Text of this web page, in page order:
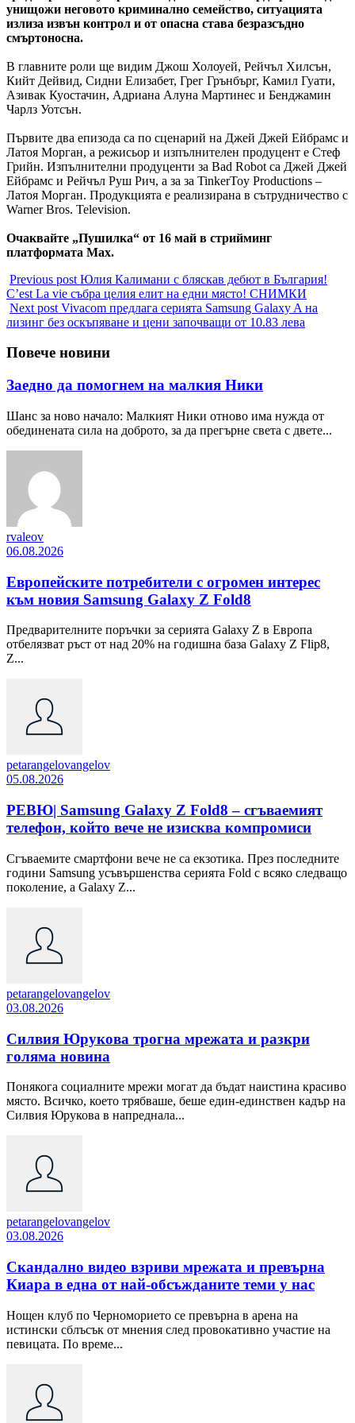
унищожи неговото криминално семейство, ситуацията
излиза извън контрол и от опасна става безразсъдно
смъртоносна.
В главните роли ще видим Джош Холоуей, Рейчъл Хилсън,
Кийт Дейвид, Сидни Елизабет, Грег Грънбърг, Камил Гуати,
Азивак Куостачин, Адриана Алуна Мартинес и Бенджамин
Чарлз Уотсън.
Първите два епизода са по сценарий на Джей Джей Ейбрамс и
Латоя Морган, а режисьор и изпълнителен продуцент е Стеф
Грийн. Изпълнителни продуценти за Bad Robot са Джей Джей
Ейбрамс и Рейчъл Руш Рич, а за за TinkerToy Productions –
Латоя Морган. Продукцията е реализирана в сътрудничество с
Warner Bros. Television.
Очаквайте „Пушилка“ от 16 май в стрийминг
платформата Max.
Previous post Юлия Калимани с бляскав дебют в България!
C’est La vie събра целия елит на едни място! СНИМКИ
Next post Vivacom предлага серията Samsung Galaxy A на
лизинг без оскъпяване и цени започващи от 10.83 лева
Повече новини
Заедно да помогнем на малкия Ники
Шанс за ново начало: Малкият Ники отново има нужда от
обединената сила на доброто, за да прегърне света с двете...
rvaleov
06.08.2026
Европейските потребители с огромен интерес
към новия Samsung Galaxy Z Fold8
Предварителните поръчки за серията Galaxy Z в Европа
отбелязват ръст от над 20% на годишна база Galaxy Z Flip8,
Z...
petarangelovangelov
05.08.2026
РЕВЮ| Samsung Galaxy Z Fold8 – сгъваемият
телефон, който вече не изисква компромиси
Сгъваемите смартфони вече не са екзотика. През последните
години Samsung усъвършенства серията Fold с всяко следващо
поколение, а Galaxy Z...
petarangelovangelov
03.08.2026
Силвия Юрукова трогна мрежата и разкри
голяма новина
Понякога социалните мрежи могат да бъдат наистина красиво
място. Всичко, което трябваше, беше един-единствен кадър на
Силвия Юрукова в напреднала...
petarangelovangelov
03.08.2026
Скандално видео взриви мрежата и превърна
Киара в една от най-обсъжданите теми у нас
Нощен клуб по Черноморието се превърна в арена на
истински сблъсък от мнения след провокативно участие на
певицата. По време...